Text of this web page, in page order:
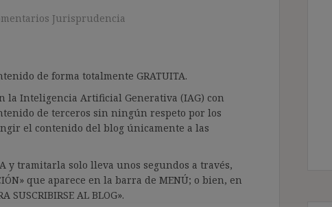
Jurisprudencia
de forma totalmente GRATUITA.
la Inteligencia Artificial Generativa (IAG) con
de terceros sin ningún respeto por los
el contenido del blog únicamente a las
y tramitarla solo lleva unos segundos a través,
que aparece en la barra de MENÚ; o bien, en
AL BLOG».